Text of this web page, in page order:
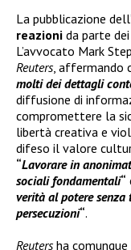
La pubblicazione
reazioni da parte
L’avvocato Mark
Reuters, affermando
molti dei dettagli
diffusione di
compromettere la
libertà creativa e
difeso il valore
“Lavorare in
sociali fondamentali“
verità al potere
persecuzioni“.
Reutersha